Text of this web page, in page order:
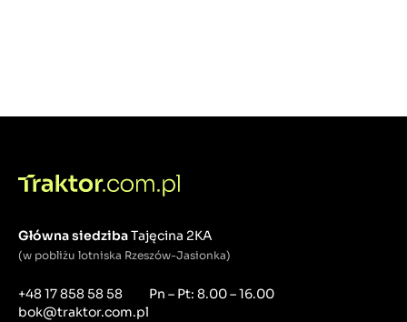
Główna siedzibaTajęcina 2KA
(w pobliżu lotniska Rzeszów-Jasionka)
+48 17 858 58 58
bok@traktor.com.pl
Pn – Pt: 8.00 – 16.00